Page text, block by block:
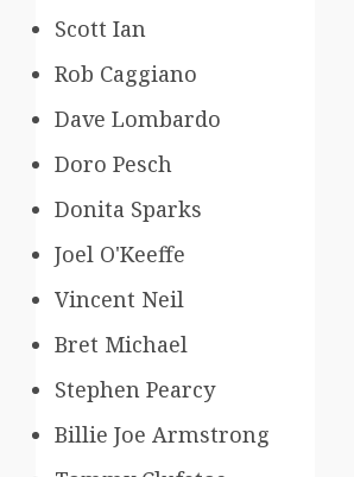
Scott Ian
Rob Caggiano
Dave Lombardo
Doro Pesch
Donita Sparks
Joel O'Keeffe
Vincent Neil
Bret Michael
Stephen Pearcy
Billie Joe Armstrong